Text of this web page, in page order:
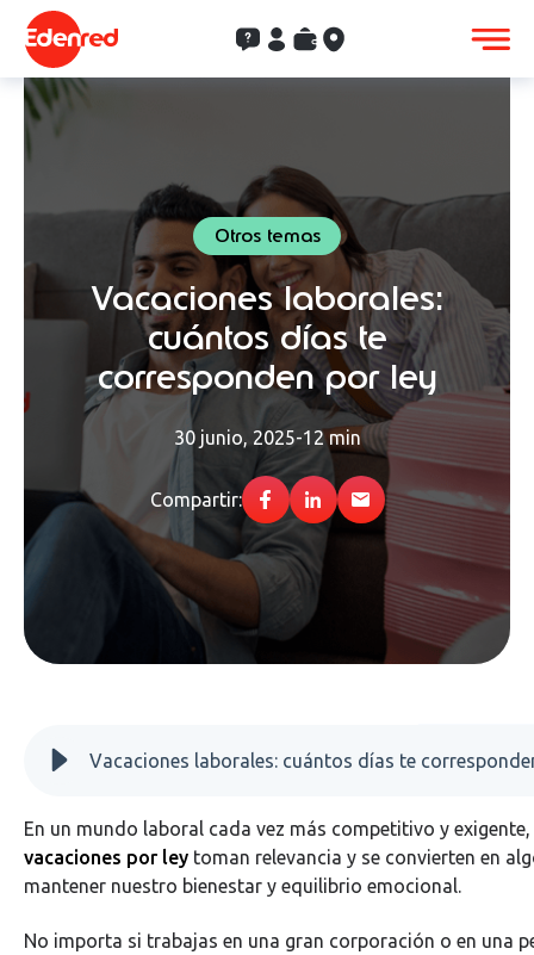
Contacto
Clientes
SaldoAceptación
Otros temas
Vacaciones laborales:
cuántos días te
corresponden por ley
30 junio, 2025-12 min
Compartir:
En un mundo laboral cada vez más competitivo y
vacaciones por ley toman relevancia y se convierten en
mantener nuestro bienestar y equilibrio emocional.
No importa si trabajas en una gran corporación o en una